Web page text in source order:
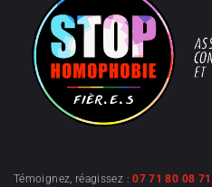
Témoignez, réagissez :07 71 80 08 71